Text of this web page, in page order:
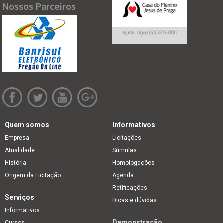
Nossos Parceiros
Quem somos
Empresa
Atualidade
História
Origem da Licitação
Informativos
Licitações
Súmulas
Homologações
Agenda
Retificações
Dicas e dúvidas
Serviços
Informativos